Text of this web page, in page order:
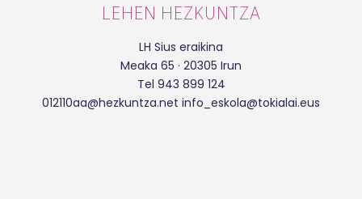
LEHEN HEZKUNTZA
LH Sius eraikina
Meaka 65 · 20305 Irun
Tel 943 899 124
012110aa@hezkuntza.net info_eskola@tokialai.eus